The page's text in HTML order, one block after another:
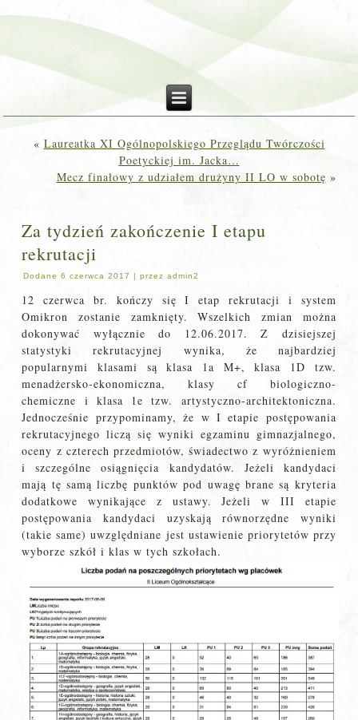
« Laureatka XI Ogólnopolskiego Przeglądu Twórczości
Poetyckiej im. Jacka…
Mecz finałowy z udziałem drużyny II LO w sobotę »
Za tydzień zakończenie I etapu
rekrutacji
Dodane 6 czerwca 2017 |przez admin2
12 czerwca br. kończy się I etap rekrutacji i system
Omikron zostanie zamknięty. Wszelkich zmian można
dokonywać wyłącznie do 12.06.2017. Z dzisiejszej
statystyki rekrutacyjnej wynika, że najbardziej
popularnymi klasami są klasa 1a M+, klasa 1D tzw.
menadżersko-ekonomiczna, klasy cf biologiczno-
chemiczne i klasa 1e tzw. artystyczno-architektoniczna.
Jednocześnie przypominamy, że w I etapie postępowania
rekrutacyjnego liczą się wyniki egzaminu gimnazjalnego,
oceny z czterech przedmiotów, świadectwo z wyróżnieniem
i szczególne osiągnięcia kandydatów. Jeżeli kandydaci
mają tę samą liczbę punktów pod uwagę brane są kryteria
dodatkowe wynikające z ustawy. Jeżeli w III etapie
postępowania kandydaci uzyskają równorzędne wyniki
(takie same) uwzględniane jest ustawienie priorytetów przy
wyborze szkół i klas w tych szkołach.